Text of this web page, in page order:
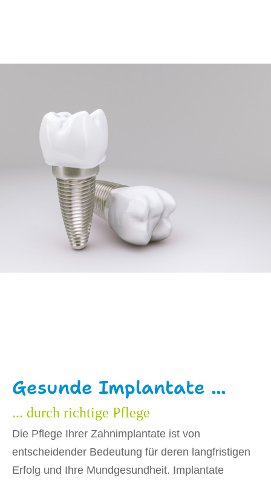
Gesunde Implantate ...
... durch richtige Pflege
Die Pflege Ihrer Zahnimplantate ist von
entscheidender Bedeutung für deren langfristigen
Erfolg und Ihre Mundgesundheit. Implantate